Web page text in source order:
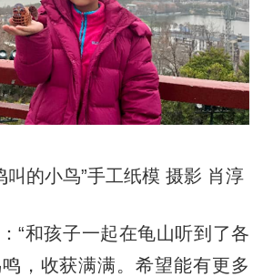
叫的小鸟”手工纸模 摄影 肖淳
和孩子一起在龟山听到了各
，收获满满。希望能有更多